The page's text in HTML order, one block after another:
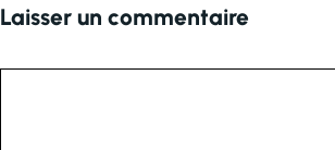
Laisser un commentaire